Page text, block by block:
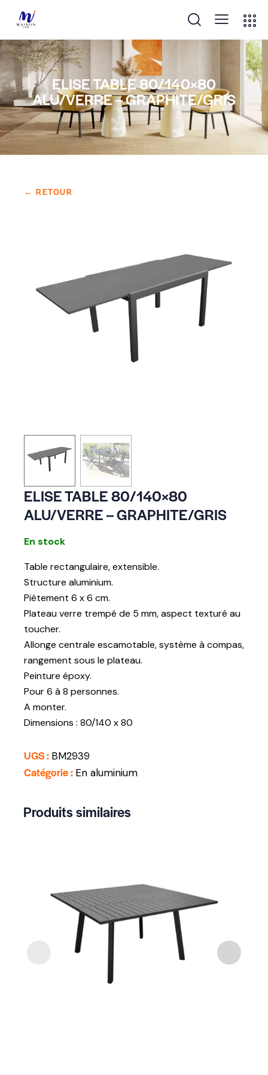
ELISE TABLE 80/140×80
ALU/VERRE – GRAPHITE/GRIS
← RETOUR
ELISE TABLE 80/140×80
ALU/VERRE – GRAPHITE/GRIS
En stock
Table rectangulaire, extensible.
Structure aluminium.
Piétement 6 x 6 cm.
Plateau verre trempé de 5 mm, aspect texturé au
toucher.
Allonge centrale escamotable, système à compas,
rangement sous le plateau.
Peinture époxy.
Pour 6 à 8 personnes.
A monter.
Dimensions : 80/140 x 80
UGS : BM2939
Catégorie : En aluminium
Produits similaires